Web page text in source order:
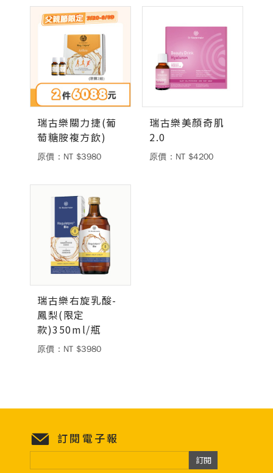
瑞古樂關力捷(葡
萄糖胺複方飲)
原價：NT $3980
瑞古樂美顏奇肌
2.0
原價：NT $4200
瑞古樂右旋乳酸-
鳳梨(限定
款)350ml/瓶
原價：NT $3980
德風健康館
登入
訂閱電子報
訂閱